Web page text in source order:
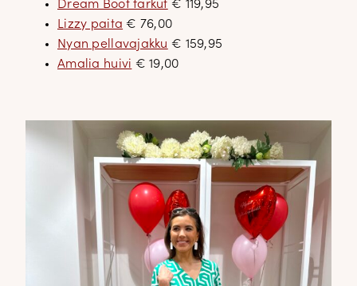
Dream Boot farkut € 119,95
Lizzy paita € 76,00
Nyan pellavajakku € 159,95
Amalia huivi € 19,00